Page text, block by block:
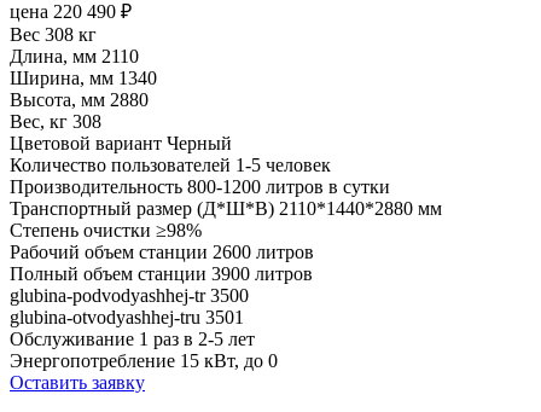
цена 220 490 ₽
Вес 308 кг
Длина, мм 2110
Ширина, мм 1340
Высота, мм 2880
Вес, кг 308
Цветовой вариант Черный
Количество пользователей 1-5 человек
Производительность 800-1200 литров в сутки
Транспортный размер (Д*Ш*В) 2110*1440*2880 мм
Степень очистки ≥98%
Рабочий объем станции 2600 литров
Полный объем станции 3900 литров
glubina-podvodyashhej-tr 3500
glubina-otvodyashhej-tru 3501
Обслуживание 1 раз в 2-5 лет
Энергопотребление 15 кВт, до 0
Оставить заявку